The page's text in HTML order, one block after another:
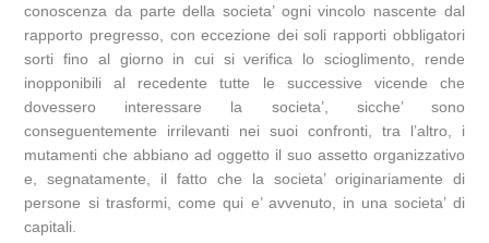
conoscenza da parte della societa’ ogni vincolo nascente dal
rapporto pregresso, con eccezione dei soli rapporti obbligatori
sorti fino al giorno in cui si verifica lo scioglimento, rende
inopponibili al recedente tutte le successive vicende che
dovessero interessare la societa’, sicche’ sono
conseguentemente irrilevanti nei suoi confronti, tra l’altro, i
mutamenti che abbiano ad oggetto il suo assetto organizzativo
e, segnatamente, il fatto che la societa’ originariamente di
persone si trasformi, come qui e’ avvenuto, in una societa’ di
capitali.